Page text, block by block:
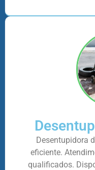
Desentupidora
eficiente.
qualificados.